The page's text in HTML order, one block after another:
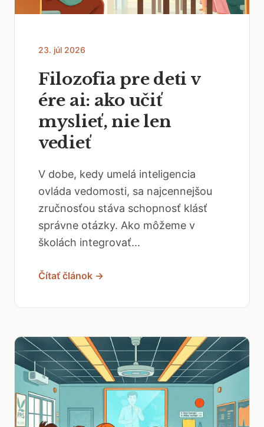
23. júl 2026
Filozofia pre deti v
ére ai: ako učiť
myslieť, nie len
vedieť
V dobe, kedy umelá inteligencia
ovláda vedomosti, sa najcennejšou
zručnosťou stáva schopnosť klásť
správne otázky. Ako môžeme v
školách integrovať...
Čítať článok →